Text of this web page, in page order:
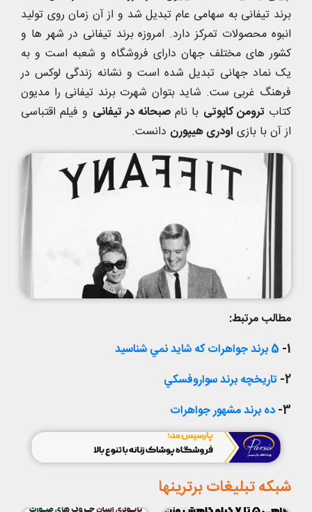
برند تیفانی به سهامی عام تبدیل شد و از آن زمان روی تولید
انبوه محصولات تمرکز دارد. امروزه برند تیفانی در شهر ها و
کشور های مختلف جهان دارای فروشگاه و شعبه است و به
یک نماد جهانی تبدیل شده است و نشانه زندگی لوکس در
فرهنگ غربی ست. شاید بتوان شهرت برند تیفانی را مدیون
کتاب ترومن کاپوتی با نام صبحانه در تیفانی و فیلم اقتباسی
از آن با بازی اودری هیپورن دانست.
مطالب مرتبط:
1- 5 برند جواهرات که شايد نمي شناسيد
2- تاريخچه برند سواروفسکي
3- ده برند مشهور جواهرات
شبکه تبلیغات برترینها